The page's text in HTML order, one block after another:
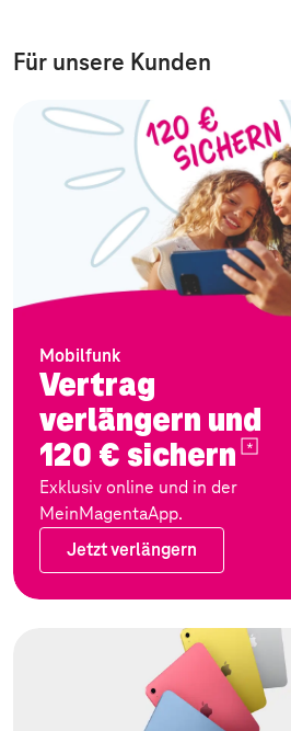
Für unsere Kunden
Mobilfunk
Vertrag
verlängern und
120 € sichern
Exklusiv online und in der
MeinMagentaApp.
Jetzt verlängern